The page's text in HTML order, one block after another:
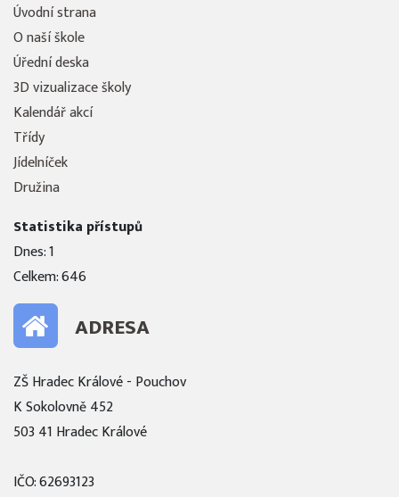
Úvodní strana
O naší škole
Úřední deska
3D vizualizace školy
Kalendář akcí
Třídy
Jídelníček
Družina
Statistika přístupů
Dnes: 1
Celkem: 646
ADRESA
ZŠ Hradec Králové - Pouchov
K Sokolovně 452
503 41 Hradec Králové
IČO: 62693123